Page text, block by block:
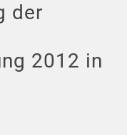
der
2012 in